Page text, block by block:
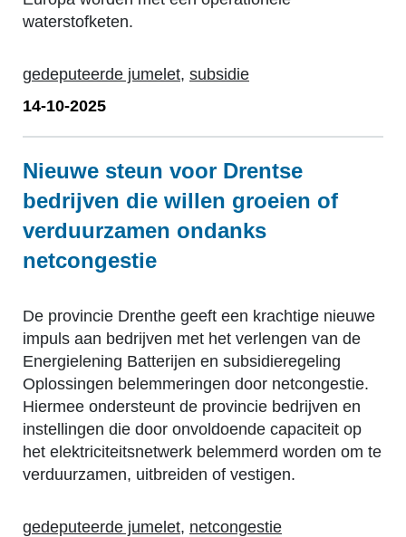
waterstofketen.
gedeputeerde jumelet, subsidie
14-10-2025
Nieuwe steun voor Drentse
bedrijven die willen groeien of
verduurzamen ondanks
netcongestie
De provincie Drenthe geeft een krachtige nieuwe
impuls aan bedrijven met het verlengen van de
Energielening Batterijen en subsidieregeling
Oplossingen belemmeringen door netcongestie.
Hiermee ondersteunt de provincie bedrijven en
instellingen die door onvoldoende capaciteit op
het elektriciteitsnetwerk belemmerd worden om te
verduurzamen, uitbreiden of vestigen.
gedeputeerde jumelet, netcongestie